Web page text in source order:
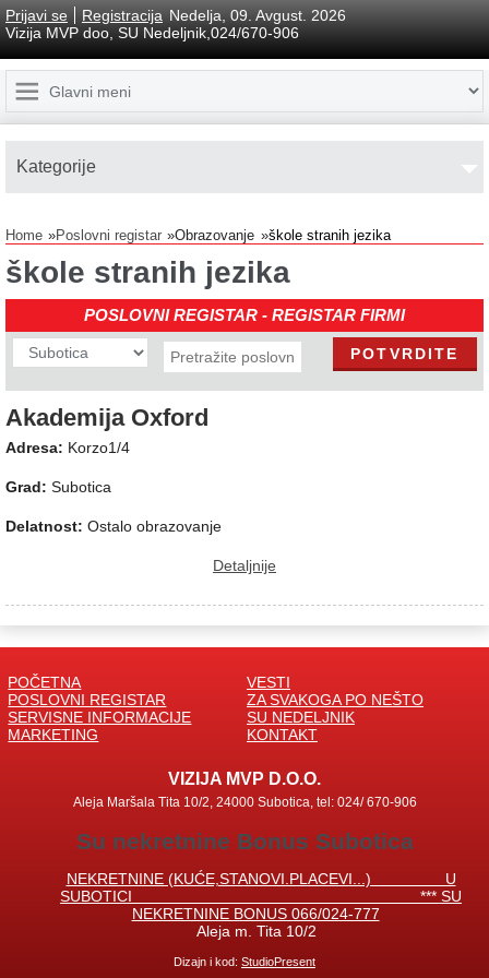
Prijavi se Registracija Nedelja, 09. Avgust. 2026
Vizija MVP doo, SU Nedeljnik,024/670-906
Home Poslovni registar Obrazovanje škole stranih jezika
škole stranih jezika
POSLOVNI REGISTAR - REGISTAR FIRMI
Akademija Oxford
Adresa: Korzo1/4
Grad: Subotica
Delatnost: Ostalo obrazovanje
Detaljnije
Kаtegorije
POČETNA
VESTI
POSLOVNI REGISTAR
ZA SVAKOGA PO NEŠTO
SERVISNE INFORMACIJE
SU NEDELJNIK
MARKETING
KONTAKT
VIZIJA MVP D.O.O.
Aleja Maršala Tita 10/2, 24000 Subotica, tel: 024/ 670-906
Su nekretnine Bonus Subotica
NEKRETNINE (KUĆE,STANOVI.PLACEVI...) U
SUBOTICI *** SU
NEKRETNINE BONUS 066/024-777
Aleja m. Tita 10/2
Dizajn i kod: StudioPresent